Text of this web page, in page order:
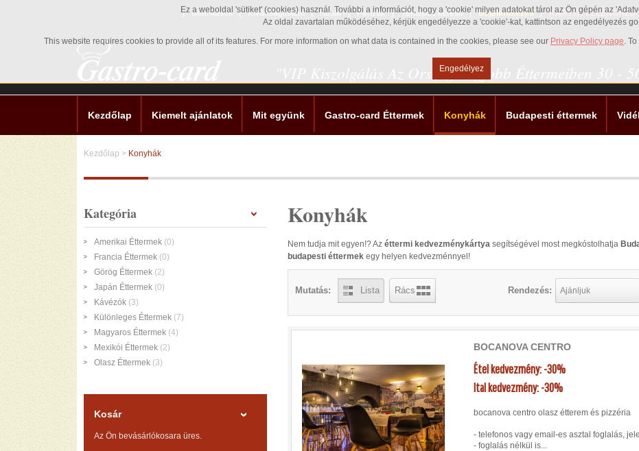
Ez a weboldal 'sütiket' (cookies) használ. További a információt, hogy a 'cookie' milyen adatokat tárol az Ön gépén az
Az oldal zavartalan működéséhez, kérjük engedélyezze a 'cookie'-kat, kattintson az engedélyezés
This website requires cookies to provide all of its features. For more information on what data is contained in the cookies, please see our Privacy Policy page.
Engedélyez
KÁRTYA ELLENŐRZŐ
Beállítások Kívánságlistám Kosár Pénztár Térképes kereső Bejelentkezés
"VIP Kiszolgálás Az Ország Legjobb Éttermeiben 30 -
Kezdőlap Kiemelt ajánlatok Mit együnk Gastro-card Éttermek Konyhák Budapesti éttermek
Kezdőlap > Konyhák
Konyhák
Nem tudja mit egyen!? Azéttermi kedvezménykártya segítségével most megkóstolhatja
budapesti éttermek egy helyen kedvezménnyel!
Mutatás: Lista Rács Rendezés: Ajánljuk
BOCANOVA CENTRO
Étel kedvezmény: -30%
Ital kedvezmény: -30%
bocanova centro olasz étterem és pizzéria
- telefonos vagy email-es asztal foglalás,
- foglalás nélkül is...
Kategória
Amerikai Éttermek (0)
Francia Éttermek (0)
Görög Éttermek (2)
Japán Éttermek (0)
Kávézók (3)
Különleges Éttermek (7)
Magyaros Éttermek (4)
Mexikói Éttermek (2)
Olasz Éttermek (3)
Kosár
Az Ön bevásárlókosara üres.